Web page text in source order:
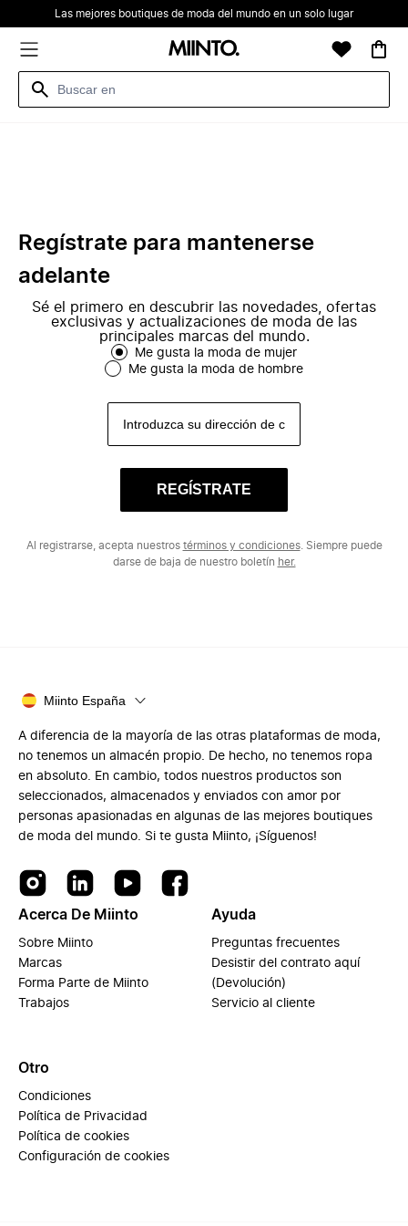
Las mejores boutiques de moda del mundo en un solo lugar
Regístrate para mantenerse
adelante
Sé el primero en descubrir las novedades, ofertas
exclusivas y actualizaciones de moda de las
principales marcas del mundo.
Me gusta la moda de mujer
Me gusta la moda de hombre
REGÍSTRATE
Al registrarse, acepta nuestros términos y condiciones. Siempre puede
darse de baja de nuestro boletín her.
Miinto España
A diferencia de la mayoría de las otras plataformas de moda,
no tenemos un almacén propio. De hecho, no tenemos ropa
en absoluto. En cambio, todos nuestros productos son
seleccionados, almacenados y enviados con amor por
personas apasionadas en algunas de las mejores boutiques
de moda del mundo. Si te gusta Miinto, ¡Síguenos!
Acerca De Miinto
Sobre Miinto
Marcas
Forma Parte de Miinto
Trabajos
Ayuda
Preguntas frecuentes
Desistir del contrato aquí
(Devolución)
Servicio al cliente
Otro
Condiciones
Política de Privacidad
Política de cookies
Configuración de cookies